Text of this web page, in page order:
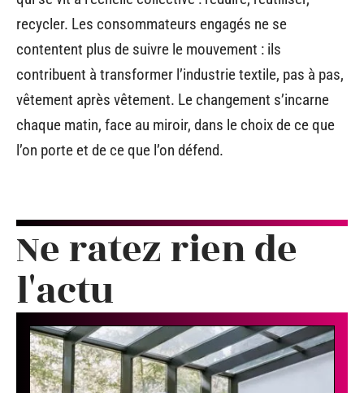
recycler. Les consommateurs engagés ne se
contentent plus de suivre le mouvement : ils
contribuent à transformer l’industrie textile, pas à pas,
vêtement après vêtement. Le changement s’incarne
chaque matin, face au miroir, dans le choix de ce que
l’on porte et de ce que l’on défend.
Ne ratez rien de
l'actu